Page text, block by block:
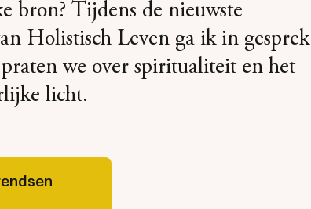
bron? Tijdens de nieuwste
Holistisch Leven ga ik in gesprek
we over spiritualiteit en het
licht.